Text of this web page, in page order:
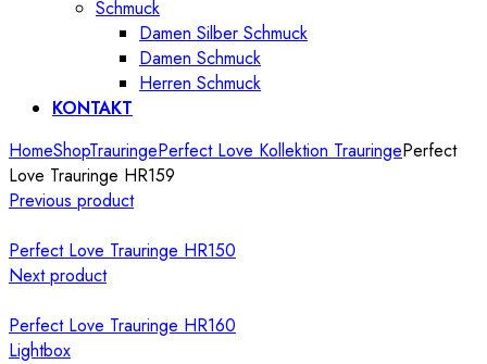
Schmuck
Damen Silber Schmuck
Damen Schmuck
Herren Schmuck
KONTAKT
HomeShopTrauringePerfect Love Kollektion TrauringePerfect
Love Trauringe HR159
Previous product
Perfect Love Trauringe HR150
Next product
Perfect Love Trauringe HR160
Lightbox